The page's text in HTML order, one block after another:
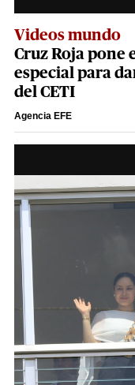
Videos mundo
Cruz Roja pone
especial para
del CETI
Agencia EFE